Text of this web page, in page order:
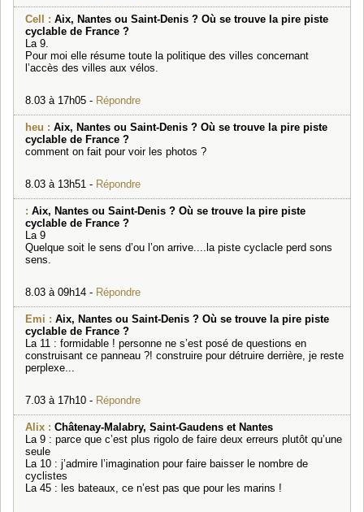
Cell : Aix, Nantes ou Saint-Denis ? Où se trouve la pire piste
cyclable de France ?
La 9.
Pour moi elle résume toute la politique des villes concernant
l’accès des villes aux vélos.
8.03 à 17h05 - Répondre
heu : Aix, Nantes ou Saint-Denis ? Où se trouve la pire piste
cyclable de France ?
comment on fait pour voir les photos ?
8.03 à 13h51 - Répondre
: Aix, Nantes ou Saint-Denis ? Où se trouve la pire piste
cyclable de France ?
La 9
Quelque soit le sens d’ou l’on arrive....la piste cyclacle perd sons
sens.
8.03 à 09h14 - Répondre
Emi : Aix, Nantes ou Saint-Denis ? Où se trouve la pire piste
cyclable de France ?
La 11 : formidable ! personne ne s’est posé de questions en
construisant ce panneau ?! construire pour détruire derrière, je reste
perplexe...
7.03 à 17h10 - Répondre
Alix : Châtenay-Malabry, Saint-Gaudens et Nantes
La 9 : parce que c’est plus rigolo de faire deux erreurs plutôt qu’une
seule
La 10 : j’admire l’imagination pour faire baisser le nombre de
cyclistes
La 45 : les bateaux, ce n’est pas que pour les marins !